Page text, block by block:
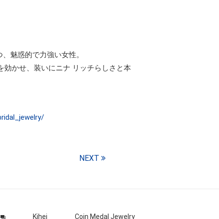
魅惑的で力強い女性。
効かせ、装いにニナ リッチらしさと本
NEXT
Kihei Coin Medal Jewelry